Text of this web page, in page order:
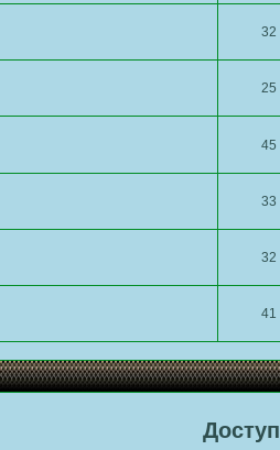
32
25
45
33
32
41
Доступ